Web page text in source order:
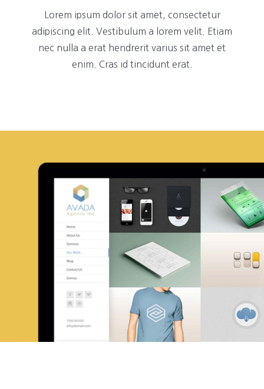
Lorem ipsum dolor sit amet, consectetur
adipiscing elit. Vestibulum a lorem velit. Etiam
nec nulla a erat hendrerit varius sit amet et
enim. Cras id tincidunt erat.